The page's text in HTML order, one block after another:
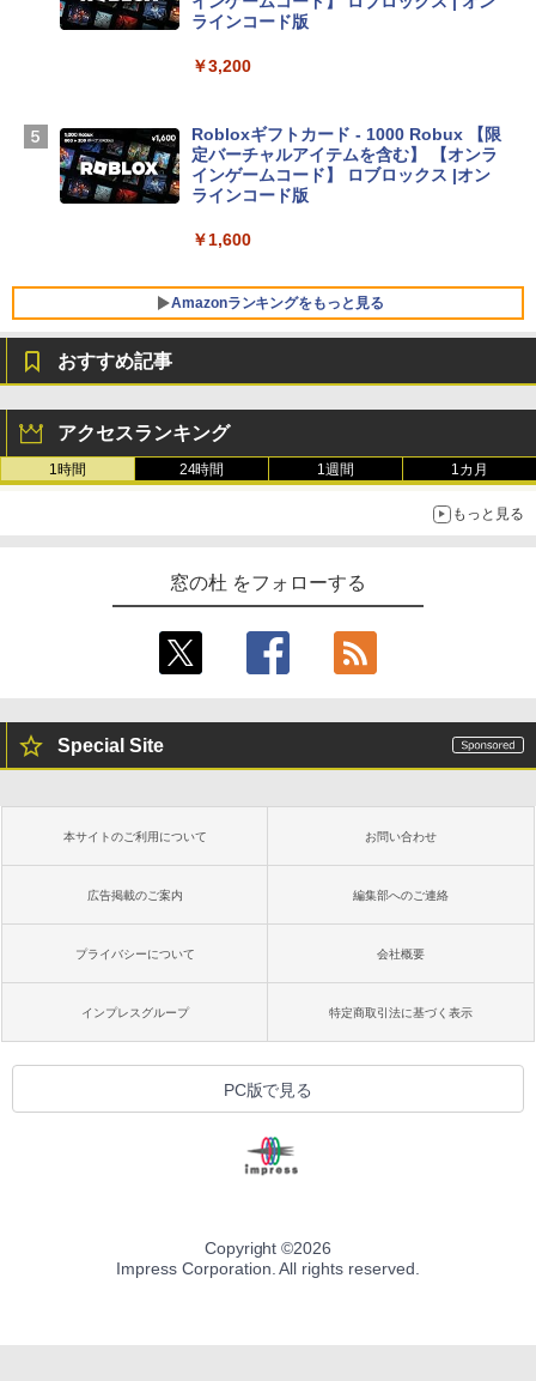
(M5)|ダウンロード版
￥331,701
【Amazon.co.jp限定】 HP ノートパソコ
ン 15-fd 15.6インチ 16GBメモリ 512GB
SSD インテル Core 5
￥129,800
ersonal/Copilotキー搭載/Win 11/15.6型/
Core i5/16GB/SSD 512GB/ホワイト) FM
VWK3E15W_AZ
￥119,800
ラインコード版
￥3,200
Robloxギフトカード - 1000 Robux 【限
定バーチャルアイテムを含む】 【オンラ
インゲームコード】 ロブロックス |オン
ラインコード版
￥1,600
Amazonランキングをもっと見る
￥1,766
出す プロンプトの言葉 AI画像生成シリー
ズ (はぴーイラストLabo)
￥99
非エンジニア 初心者 素人 でも安心 使い
方 マニュアル AI副業にもコンテンツ作成
にもKindle出版にも！ 非エンジニアのた
￥99
FM TOWNS ハイパー・カタログ: 本体ハ
ードウェア・市販ソフトウェアのパーフ
￥1,600
￥2,326
ンチディスプレイ、色調調節ライト、12
週間持続バッテリー、広告なし、ブラッ
ク
Amazon Kindle - 目に優しい、かさばら
ない、大きな画面で読みやすい、6週間持
書籍リーダー、ブラック、16GB、広告な
Kindle Paperwhite シグニチャーエディ
るさ自動調整、色調調節ライト、12週間
持続バッテリー、広告なし、メタリック
Amazon Kindle Colorsoft | 16GBストレ
ージ、防水、7インチカラーディスプレ
イ、色調調節ライト、最大8週間持続バッ
テリー、広告無し、ブラック (2025年発
売)
￥39,980
New Amazon Kindle Scribe Colorsoft |
11インチカラーディスプレイ、64GBスト
き、グラファイト
￥115,980
おすすめ記事
アクセスランキング
1時間 24時間 1週間 1カ月
もっと見る
窓の杜 をフォローする
Special Site
本サイトのご利用について お問い合わせ
広告掲載のご案内 編集部へのご連絡
プライバシーについて 会社概要
インプレスグループ 特定商取引法に基づく表示
PC版で見る
Copyright ©2026
Impress Corporation. All rights reserved.